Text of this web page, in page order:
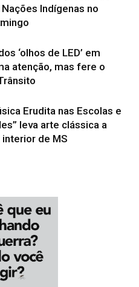
Indígenas no
‘olhos de LED’ em
atenção, mas fere o
Erudita nas Escolas e
leva arte clássica a
de MS